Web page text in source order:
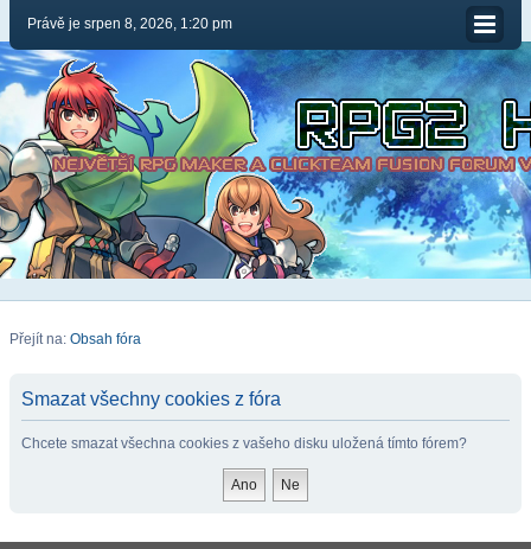
Právě je srpen 8, 2026, 1:20 pm
Přejít na: Obsah fóra
Smazat všechny cookies z fóra
Chcete smazat všechna cookies z vašeho disku uložená tímto fórem?